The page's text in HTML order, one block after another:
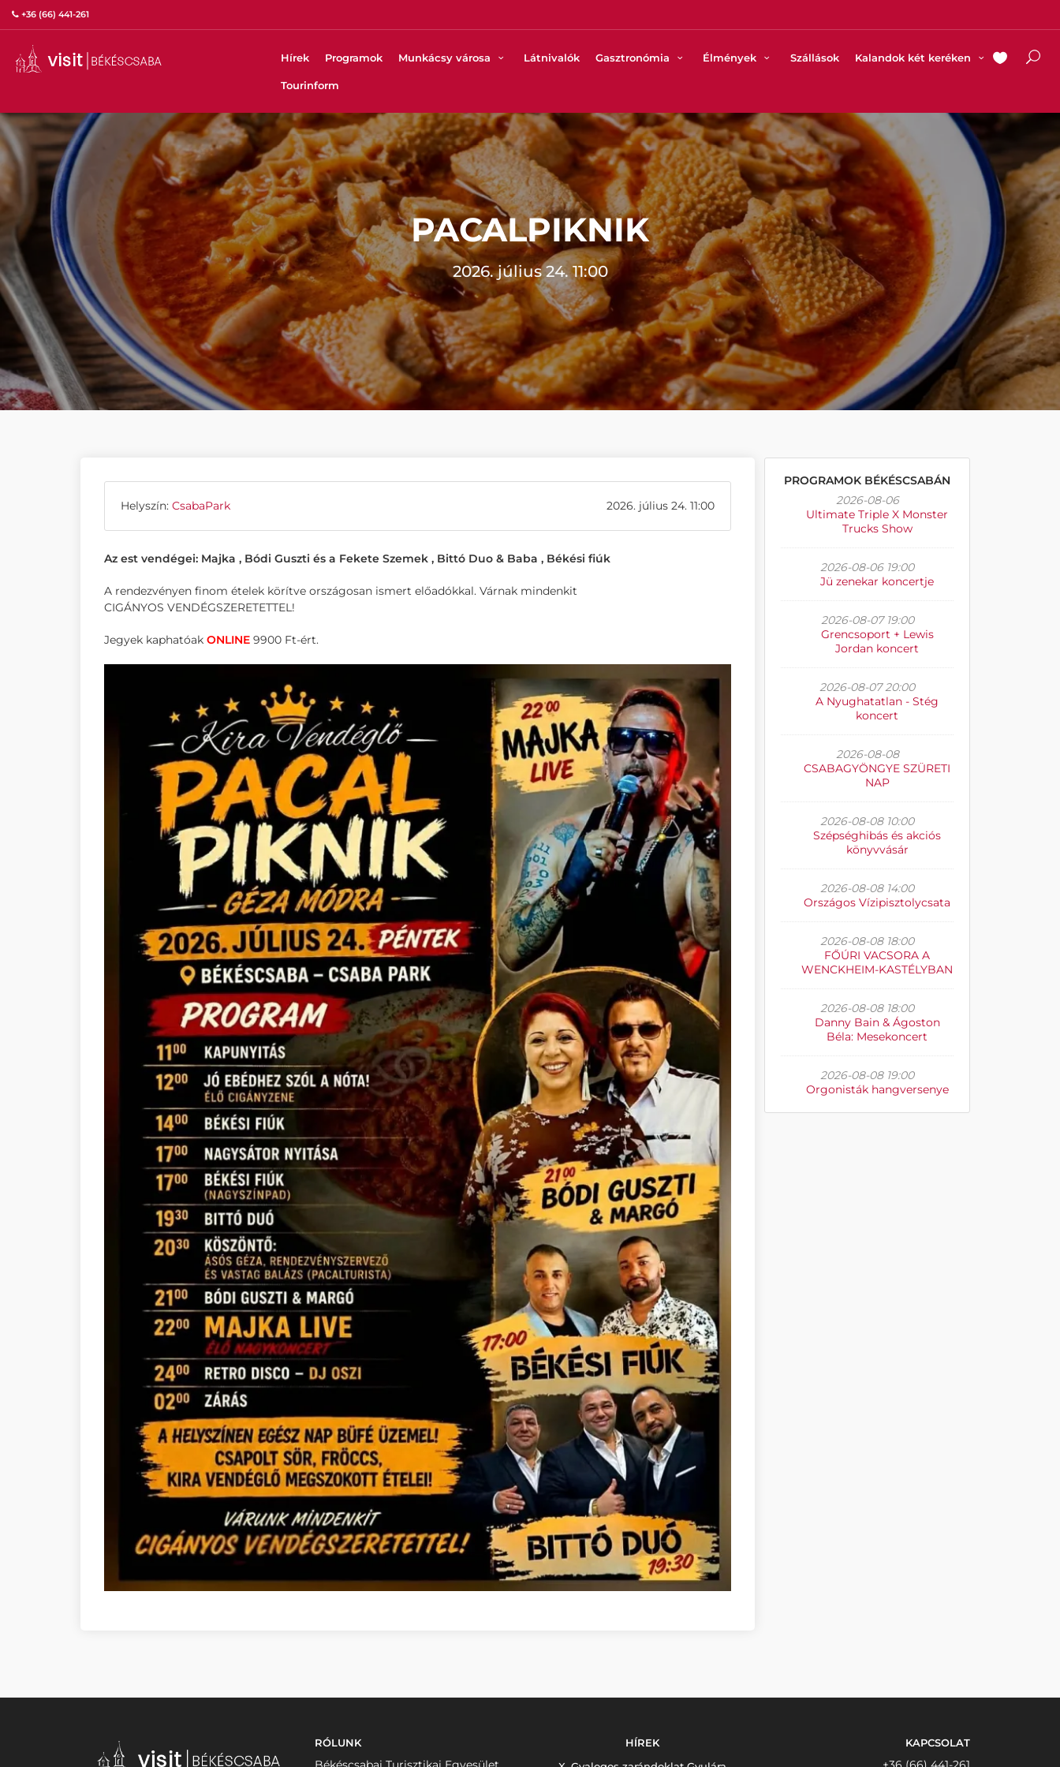
+36 (66) 441-261
Hírek Programok Munkácsy városa Látnivalók Gasztronómia Élmények Szállások Kalandok két keréken
Tourinform
PACALPIKNIK
2026. július 24. 11:00
Helyszín: CsabaPark 2026. július 24. 11:00
Az est vendégei: Majka , Bódi Guszti és a Fekete Szemek , Bittó Duo & Baba , Békési fiúk
A rendezvényen finom ételek körítve országosan ismert előadókkal. Várnak mindenkit
CIGÁNYOS VENDÉGSZERETETTEL!
Jegyek kaphatóak ONLINE 9900 Ft-ért.
PROGRAMOK BÉKÉSCSABÁN
2026-08-06
Ultimate Triple X Monster
Trucks Show
2026-08-06 19:00
Jü zenekar koncertje
2026-08-07 19:00
Grencsoport + Lewis
Jordan koncert
2026-08-07 20:00
A Nyughatatlan - Stég
koncert
2026-08-08
CSABAGYÖNGYE SZÜRETI
NAP
2026-08-08 10:00
Szépséghibás és akciós
könyvvásár
2026-08-08 14:00
Országos Vízipisztolycsata
2026-08-08 18:00
FŐÚRI VACSORA A
WENCKHEIM-KASTÉLYBAN
2026-08-08 18:00
Danny Bain & Ágoston
Béla: Mesekoncert
2026-08-08 19:00
Orgonisták hangversenye
RÓLUNK
HÍREK
KAPCSOLAT